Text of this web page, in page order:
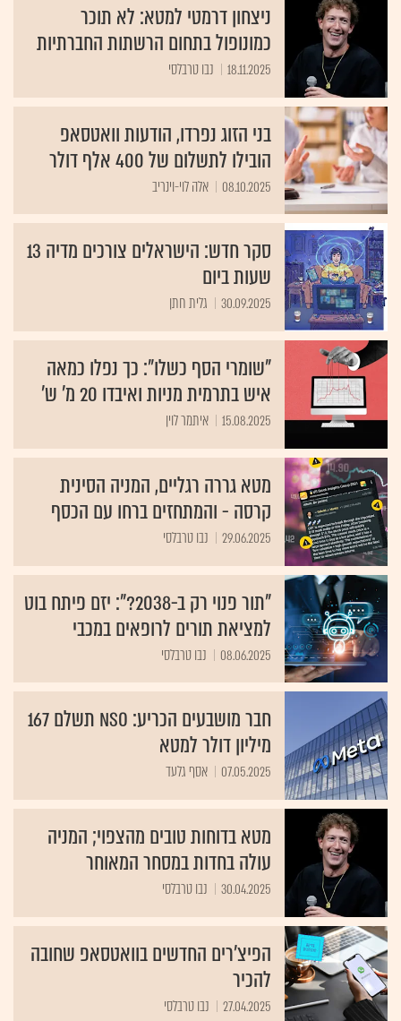
ניצחון דרמטי למטא: לא תוכר
כמונופול בתחום הרשתות החברתיות
18.11.2025 נבו טרבלסי
בני הזוג נפרדו, הודעות וואטסאפ
הובילו לתשלום של 400 אלף דולר
08.10.2025 אלה לוי-וינריב
סקר חדש: הישראלים צורכים מדיה 13
שעות ביום
30.09.2025 גלית חתן
"שומרי הסף כשלו": כך נפלו כמאה
איש בתרמית מניות ואיבדו 20 מ' ש'
15.08.2025 איתמר לוין
מטא גררה רגליים, המניה הסינית
קרסה - והמתחזים ברחו עם הכסף
29.06.2025 נבו טרבלסי
"תור פנוי רק ב-2038?": יזם פיתח בוט
למציאת תורים לרופאים במכבי
08.06.2025 נבו טרבלסי
חבר מושבעים הכריע: NSO תשלם 167
מיליון דולר למטא
07.05.2025 אסף גלעד
מטא בדוחות טובים מהצפוי; המניה
עולה בחדות במסחר המאוחר
30.04.2025 נבו טרבלסי
הפיצ'רים החדשים בוואטסאפ שחובה
להכיר
27.04.2025 נבו טרבלסי